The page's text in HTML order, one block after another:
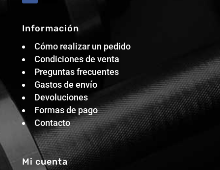
Información
Cómo realizar un pedido
Condiciones de venta
Preguntas frecuentes
Gastos de envío
Devoluciones
Formas de pago
Contacto
Mi cuenta